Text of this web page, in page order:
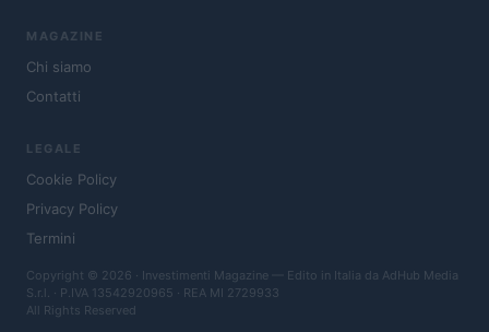
MAGAZINE
Chi siamo
Contatti
LEGALE
Cookie Policy
Privacy Policy
Termini
Copyright © 2026 · Investimenti Magazine — Edito in Italia da AdHub Media
S.r.l. · P.IVA 13542920965 · REA MI 2729933
All Rights Reserved